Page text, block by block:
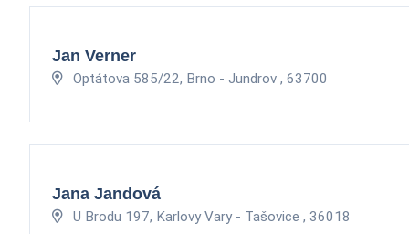
Jan Verner
Optátova 585/22, Brno - Jundrov , 63700
Jana Jandová
U Brodu 197, Karlovy Vary - Tašovice , 36018